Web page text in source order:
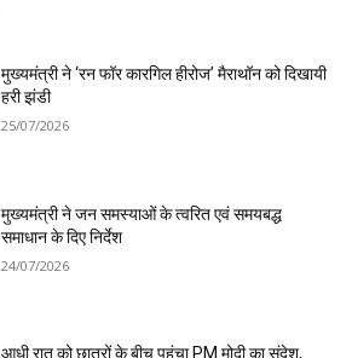
मुख्यमंत्री ने ‘रन फॉर कारगिल हीरोज’ मैराथॉन को दिखायी
हरी झंडी
25/07/2026
मुख्यमंत्री ने जन समस्याओं के त्वरित एवं समयबद्ध
समाधान के दिए निर्देश
24/07/2026
आधी रात को छात्रों के बीच पहुंचा PM मोदी का संदेश,